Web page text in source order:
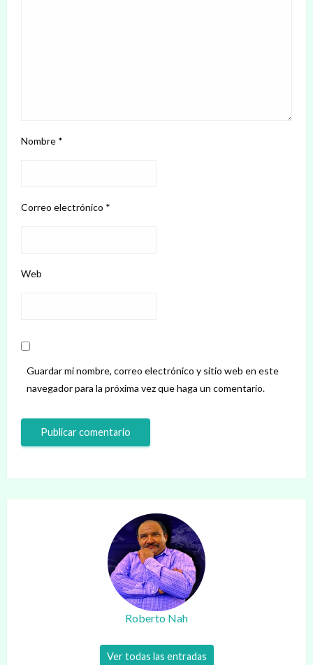
Nombre *
Correo electrónico *
Web
Guardar mi nombre, correo electrónico y sitio web en este
navegador para la próxima vez que haga un comentario.
Roberto Nah
Ver todas las entradas